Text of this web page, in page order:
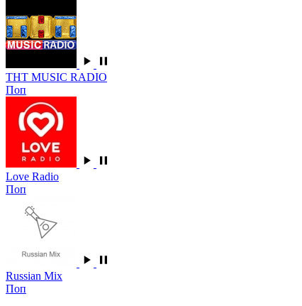
ТНТ MUSIC RADIO
Поп
Love Radio
Поп
Russian Mix
Поп